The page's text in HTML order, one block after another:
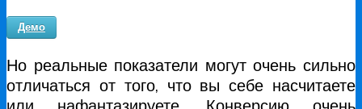
Демо
Но реальные показатели могут очень сильно
отличаться от того, что вы себе насчитаете